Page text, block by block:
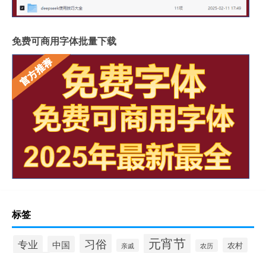
免费可商用字体批量下载
标签
专业 中国 习俗 亲戚 元宵节 农历 农村